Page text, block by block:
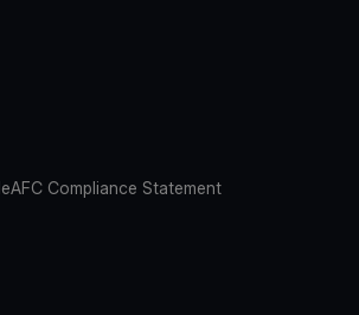
AFC Compliance Statement